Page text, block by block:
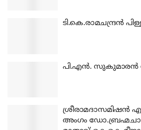
ടി.കെ.രാമചന്ദ്രന്‍
പി.എന്‍. സുകുമാരന്‍
ശ്രീരാമദാസമിഷന്‍
അംഗം